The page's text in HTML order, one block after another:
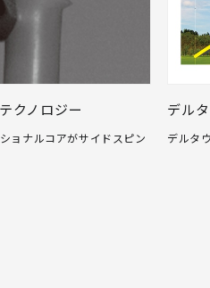
クノロジー
ョナルコアがサイドスピン
デル
デルタ